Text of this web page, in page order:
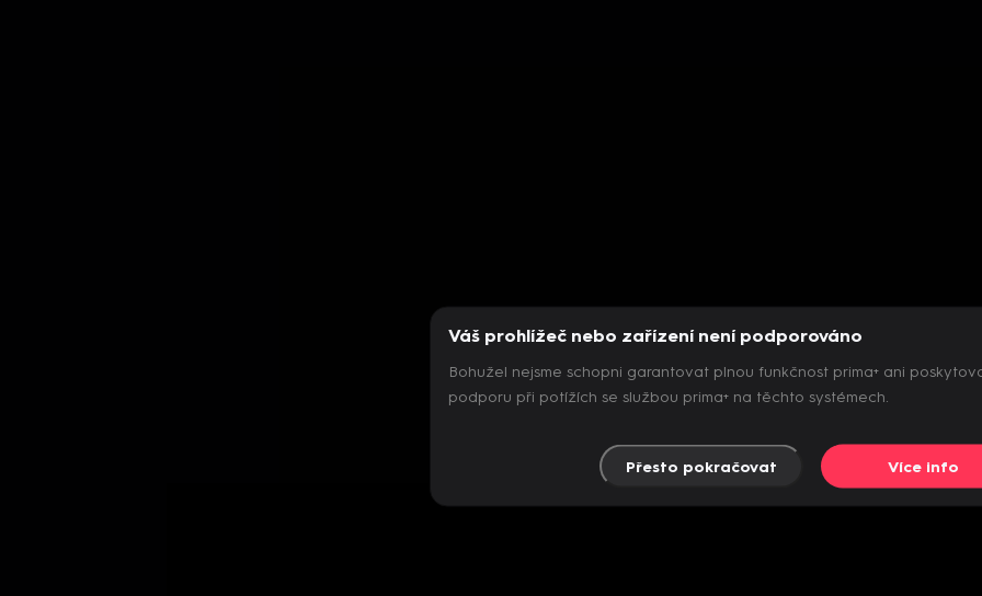
Váš prohlížeč nebo zařízení není podporováno
Bohužel nejsme schopni garantovat plnou funkčnost prima+ ani
podporu při potížích se službou prima+ na těchto systémech.
Přesto pokračovat Více info